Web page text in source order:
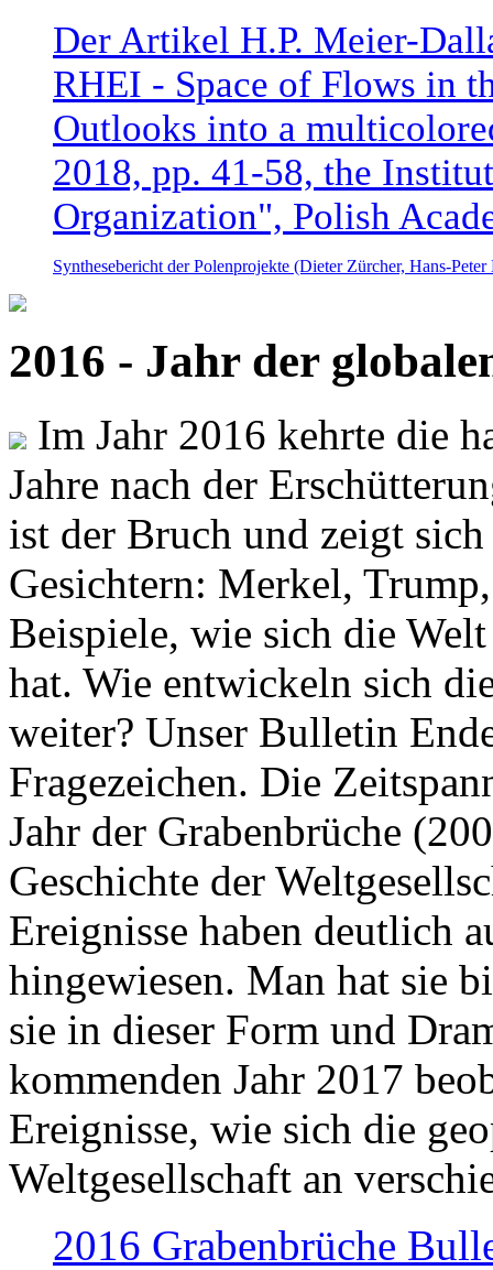
Der Artikel H.P. Meier-
RHEI - Space of Flows in
Outlooks into a
2018, pp. 41-58, the
Organization", Polish
Synthesebericht der Polenprojekte (Dieter Zürcher, Hans-
2016 - Jahr der
Im Jahr 2016 kehrte die
Jahre nach der
ist der Bruch und zeigt
Gesichtern: Merkel,
Beispiele, wie sich die
hat. Wie entwickeln sich
weiter? Unser Bulletin
Fragezeichen. Die
Jahr der Grabenbrüche
Geschichte der
Ereignisse haben deutlich
hingewiesen. Man hat sie
sie in dieser Form und
kommenden Jahr 2017
Ereignisse, wie sich die
Weltgesellschaft an
2016 Grabenbrüche